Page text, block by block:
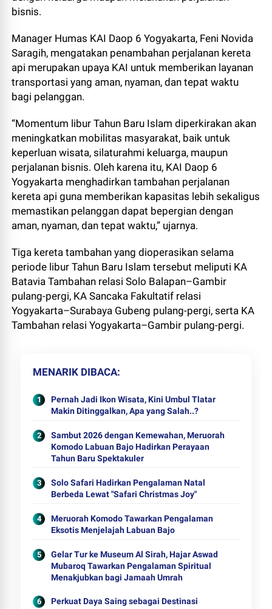
bisnis.
Manager Humas KAI Daop 6 Yogyakarta, Feni Novida
Saragih, mengatakan penambahan perjalanan kereta
api merupakan upaya KAI untuk memberikan layanan
transportasi yang aman, nyaman, dan tepat waktu
bagi pelanggan.
“Momentum libur Tahun Baru Islam diperkirakan akan
meningkatkan mobilitas masyarakat, baik untuk
keperluan wisata, silaturahmi keluarga, maupun
perjalanan bisnis. Oleh karena itu, KAI Daop 6
Yogyakarta menghadirkan tambahan perjalanan
kereta api guna memberikan kapasitas lebih sekaligus
memastikan pelanggan dapat bepergian dengan
aman, nyaman, dan tepat waktu,” ujarnya.
Tiga kereta tambahan yang dioperasikan selama
periode libur Tahun Baru Islam tersebut meliputi KA
Batavia Tambahan relasi Solo Balapan–Gambir
pulang-pergi, KA Sancaka Fakultatif relasi
Yogyakarta–Surabaya Gubeng pulang-pergi, serta KA
Tambahan relasi Yogyakarta–Gambir pulang-pergi.
MENARIK DIBACA
Pernah Jadi Ikon Wisata, Kini Umbul Tlatar
Makin Ditinggalkan, Apa yang Salah..?
Sambut 2026 dengan Kemewahan, Meruorah
Komodo Labuan Bajo Hadirkan Perayaan
Tahun Baru Spektakuler
Solo Safari Hadirkan Pengalaman Natal
Berbeda Lewat "Safari Christmas Joy"
Meruorah Komodo Tawarkan Pengalaman
Eksotis Menjelajah Labuan Bajo
Gelar Tur ke Museum Al Sirah, Hajar Aswad
Mubaroq Tawarkan Pengalaman Spiritual
Menakjubkan bagi Jamaah Umrah
Perkuat Daya Saing sebagai Destinasi